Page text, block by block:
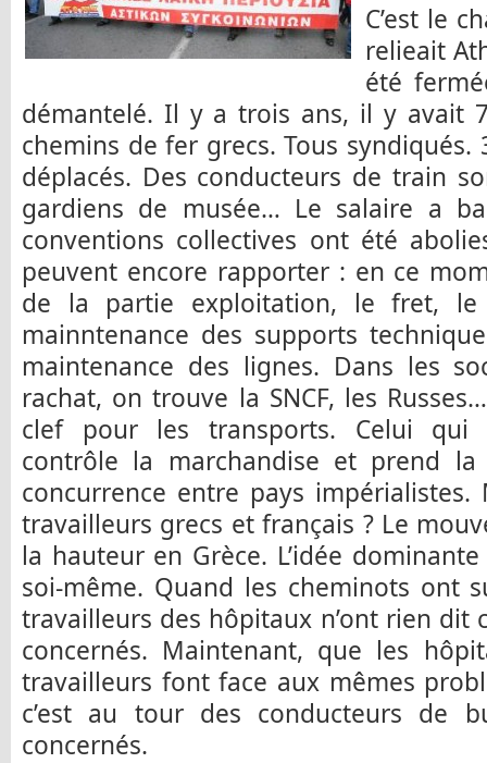
C’est le
relieait
été
démantelé. Il y a trois ans, il y avait
chemins de fer grecs. Tous
déplacés. Des conducteurs de train
gardiens de musée… Le salaire a
conventions collectives ont été
peuvent encore rapporter : en ce
de la partie exploitation, le fret, le
mainntenance des supports
maintenance des lignes. Dans les
rachat, on trouve la SNCF, les
clef pour les transports. Celui qui
contrôle la marchandise et prend
concurrence entre pays
travailleurs grecs et français ? Le
la hauteur en Grèce. L’idée
soi-même. Quand les cheminots ont
travailleurs des hôpitaux n’ont rien dit
concernés. Maintenant, que les
travailleurs font face aux mêmes
c’est au tour des conducteurs de
concernés.